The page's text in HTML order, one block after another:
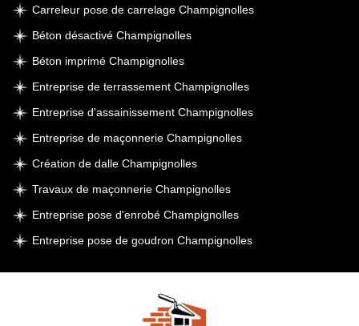
Carreleur pose de carrelage Champignolles
Béton désactivé Champignolles
Béton imprimé Champignolles
Entreprise de terrassement Champignolles
Entreprise d'assainissement Champignolles
Entreprise de maçonnerie Champignolles
Création de dalle Champignolles
Travaux de maçonnerie Champignolles
Entreprise pose d'enrobé Champignolles
Entreprise pose de goudron Champignolles